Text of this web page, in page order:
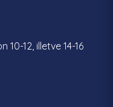
12, illetve 14-16